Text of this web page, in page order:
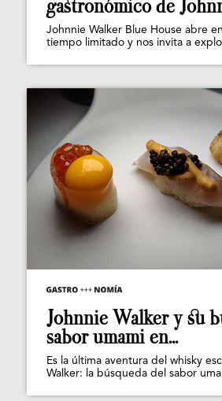
gastronómico de
Johnnie Walker Blue House abre
tiempo limitado y nos invita a
Johnnie Walker y su
sabor umami en...
Es la última aventura del whisky
Walker: la búsqueda del sabor